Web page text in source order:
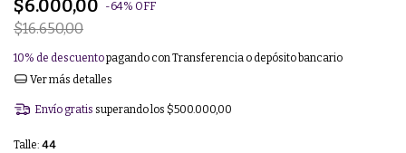
$6.000,00 -64% OFF
$16.650,00
10% de descuentopagando con Transferencia o depósito bancario
Ver más detalles
Envío gratis superando los $500.000,00
Talle: 44